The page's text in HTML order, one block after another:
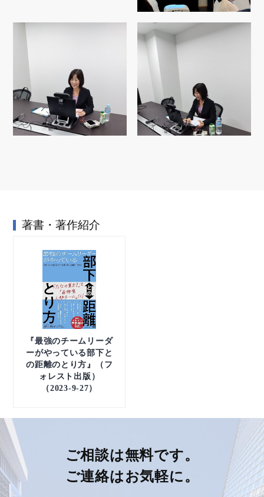
著書・著作紹介
『最強のチームリーダ
ーがやっている部下と
の距離のとり方』（フ
ォレスト出版）
（2023-9-27）
ご相談は無料です。
ご連絡はお気軽に。